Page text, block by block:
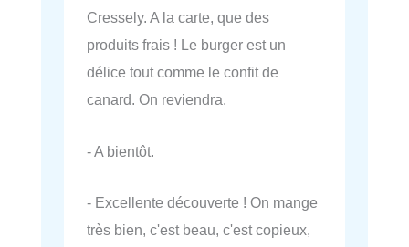
Cressely. A la carte, que des
produits frais ! Le burger est un
délice tout comme le confit de
canard. On reviendra.
- A bientôt.
- Excellente découverte ! On mange
très bien, c'est beau, c'est copieux,